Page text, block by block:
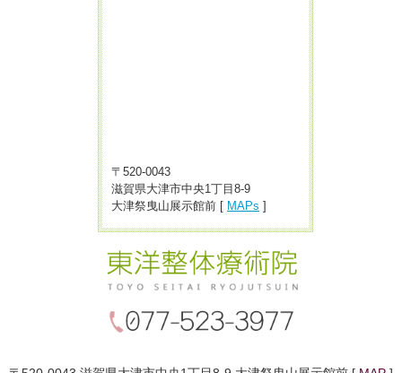
〒520-0043
滋賀県大津市中央1丁目8-9
大津祭曳山展示館前 [ MAPs ]